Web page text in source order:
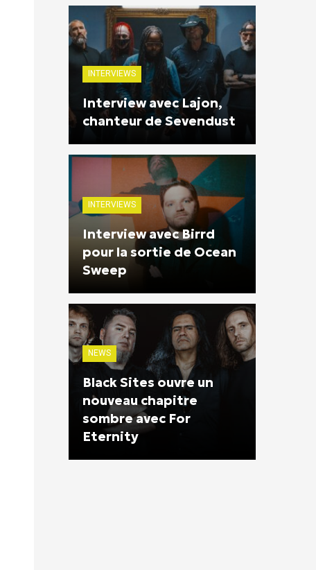
INTERVIEWS
Interview avec Lajon,
chanteur de Sevendust
INTERVIEWS
Interview avec Birrd
pour la sortie de Ocean
Sweep
NEWS
Black Sites ouvre un
nouveau chapitre
sombre avec For
Eternity